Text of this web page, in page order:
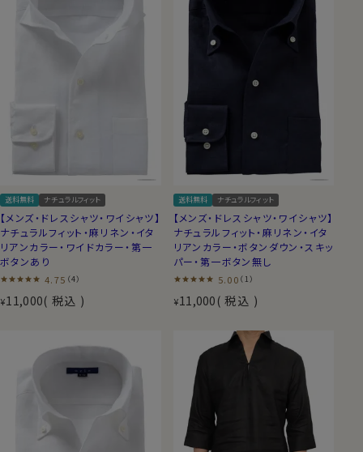
送料無料 ナチュラルフィット
【メンズ・ドレスシャツ・ワイシャツ】
ナチュラルフィット・麻リネン・イタ
リアンカラー・ワイドカラー・第一
ボタンあり
4.75 （4）
¥11,000 税込
送料無料 ナチュラルフィット
【メンズ・ドレスシャツ・ワイシャツ】
ナチュラルフィット・麻リネン・イタ
リアンカラー・ボタンダウン・スキッ
パー・第一ボタン無し
5.00 （1）
¥11,000 税込